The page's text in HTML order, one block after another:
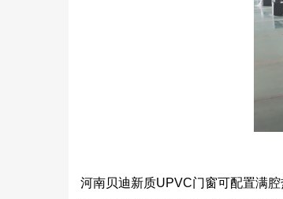
河南贝迪新质UPVC门窗可配置满